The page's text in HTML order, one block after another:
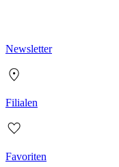
Newsletter
Filialen
Favoriten